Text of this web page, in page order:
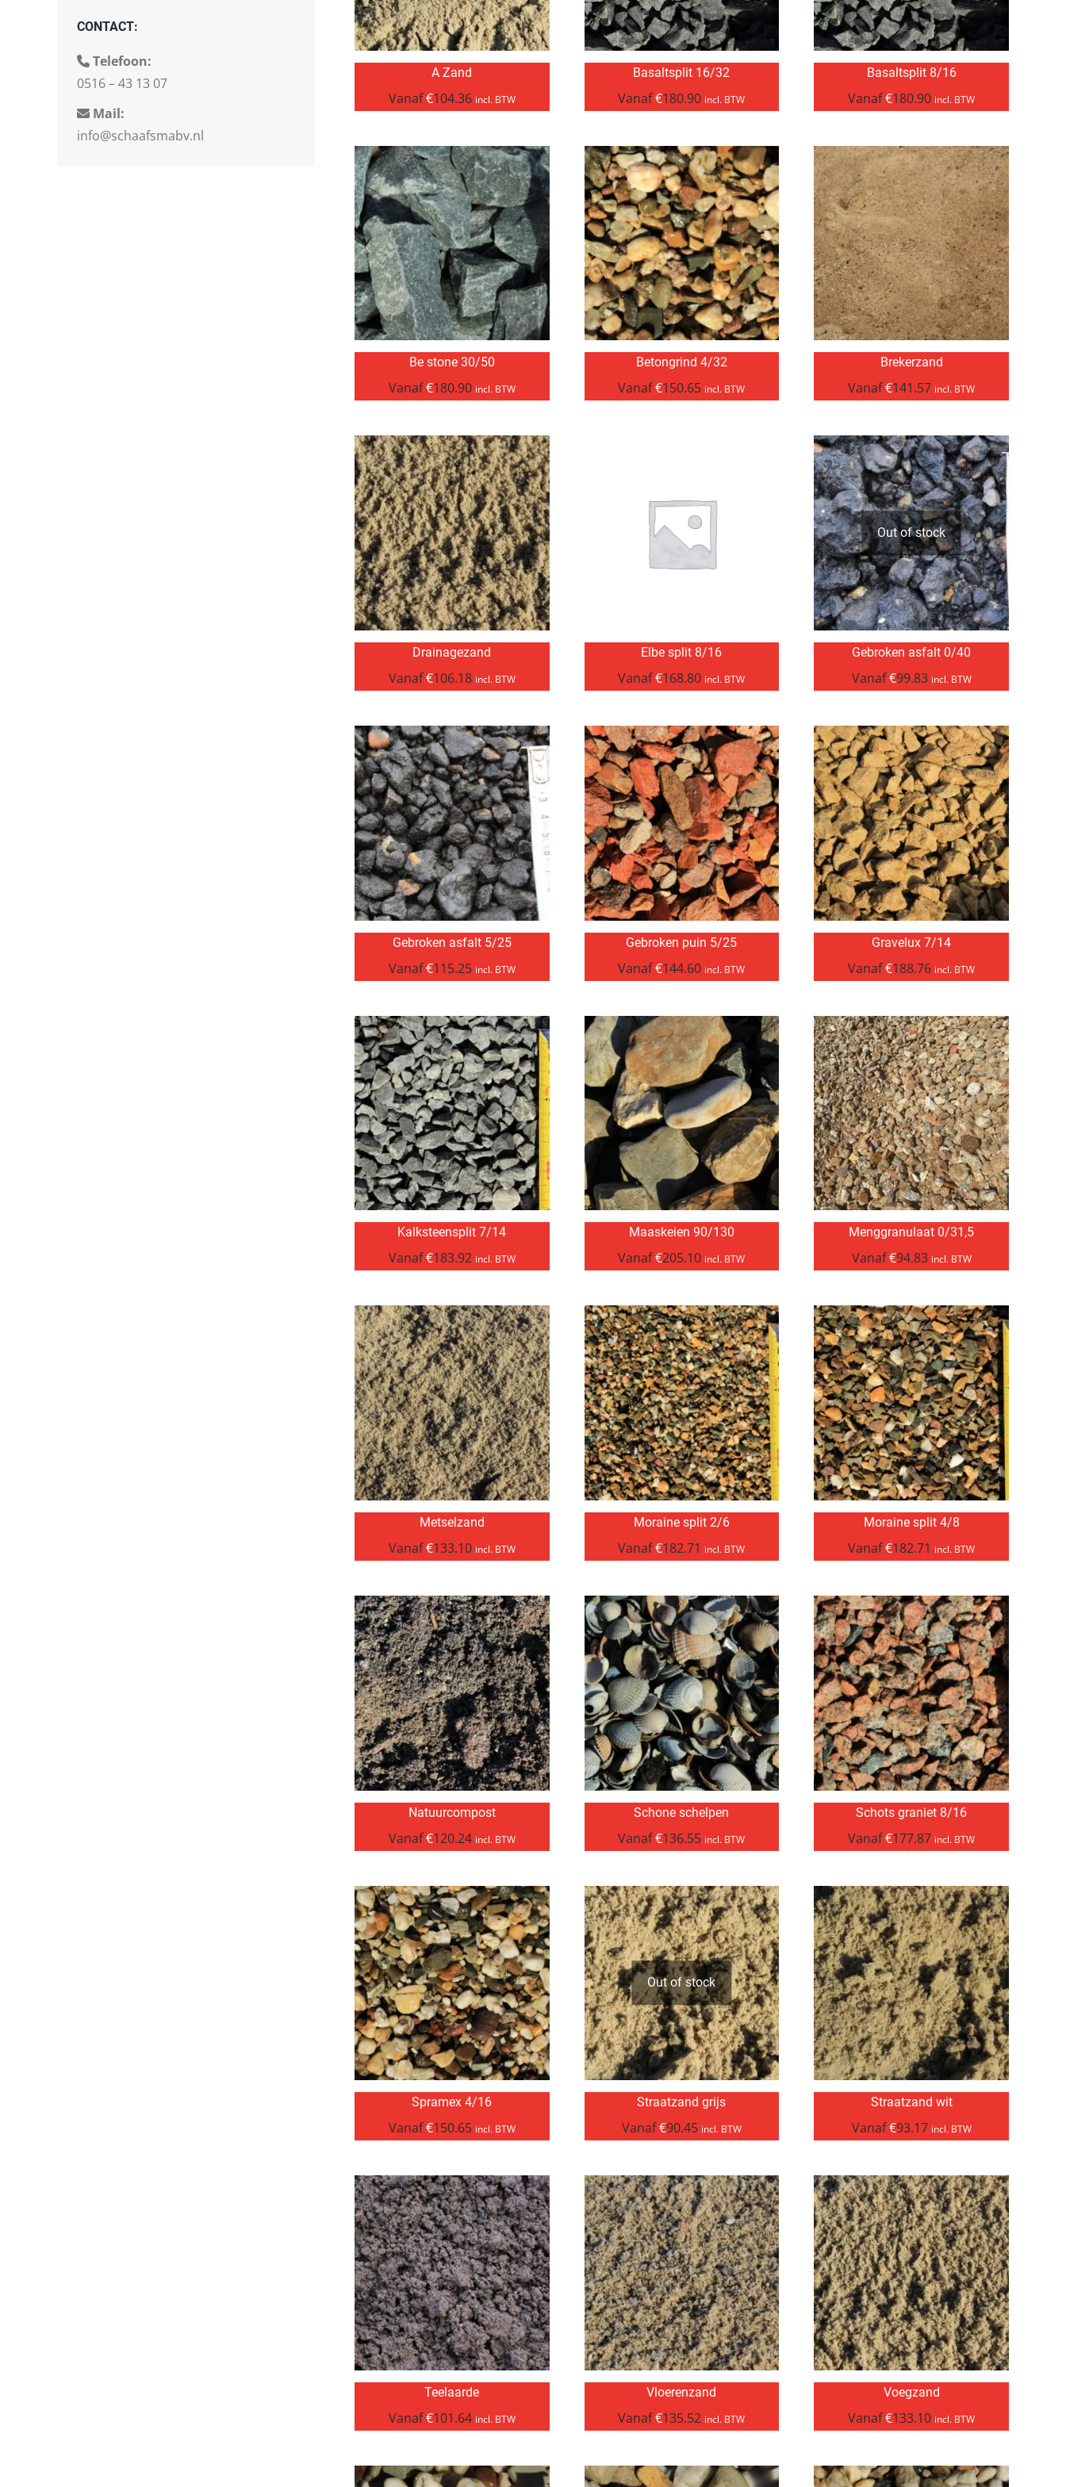
A Zand
Vanaf€104.36 incl. BTW
Basaltsplit 16/32
Vanaf€180.90 incl. BTW
Basaltsplit 8/16
Vanaf€180.90 incl. BTW
Be stone 30/50
Vanaf€180.90 incl. BTW
Betongrind 4/32
Vanaf€150.65 incl. BTW
Brekerzand
Vanaf€141.57 incl. BTW
Drainagezand
Vanaf€106.18 incl. BTW
Elbe split 8/16
Vanaf€168.80 incl. BTW
Out of stock
Gebroken asfalt 0/40
Vanaf€99.83 incl. BTW
Gebroken asfalt 5/25
Vanaf€115.25 incl. BTW
Gebroken puin 5/25
Vanaf€144.60 incl. BTW
Gravelux 7/14
Vanaf€188.76 incl. BTW
Kalksteensplit 7/14
Vanaf€183.92 incl. BTW
Maaskeien 90/130
Vanaf€205.10 incl. BTW
Menggranulaat 0/31,5
Vanaf€94.83 incl. BTW
Metselzand
Vanaf€133.10 incl. BTW
Moraine split 2/6
Vanaf€182.71 incl. BTW
Moraine split 4/8
Vanaf€182.71 incl. BTW
Natuurcompost
Vanaf€120.24 incl. BTW
Schone schelpen
Vanaf€136.55 incl. BTW
Schots graniet 8/16
Vanaf€177.87 incl. BTW
Spramex 4/16
Vanaf€150.65 incl. BTW
Out of stock
Straatzand grijs
Vanaf€90.45 incl. BTW
Straatzand wit
Vanaf€93.17 incl. BTW
Teelaarde
Vanaf€101.64 incl. BTW
Vloerenzand
Vanaf€135.52 incl. BTW
Voegzand
Vanaf€133.10 incl. BTW
CONTACT:
Telefoon:
0516 – 43 13 07
Mail:
info@schaafsmabv.nl